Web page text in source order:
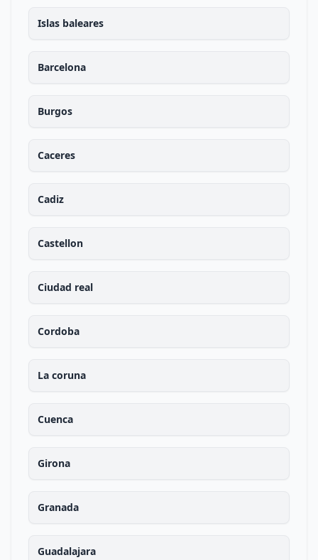
Islas baleares
Barcelona
Burgos
Caceres
Cadiz
Castellon
Ciudad real
Cordoba
La coruna
Cuenca
Girona
Granada
Guadalajara